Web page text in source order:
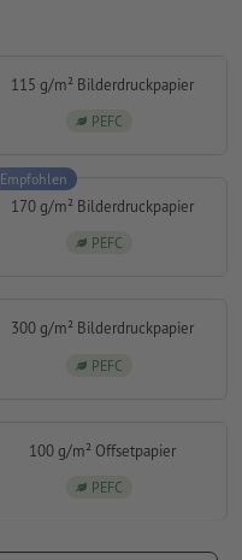
115 g/m² Bilderdruckpapier
PEFC
170 g/m² Bilderdruckpapier
PEFC
Empfohlen
300 g/m² Bilderdruckpapier
PEFC
100 g/m² Offsetpapier
PEFC